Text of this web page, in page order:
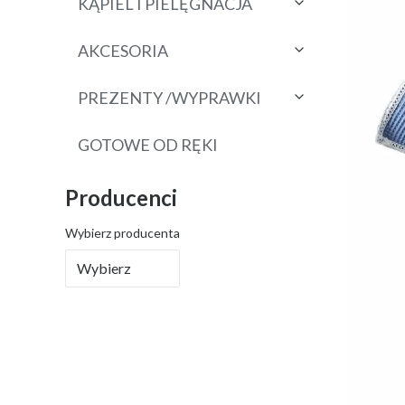
AKCESORIA
PREZENTY /WYPRAWKI
GOTOWE OD RĘKI
Producenci
Wybierz producenta
Wybierz